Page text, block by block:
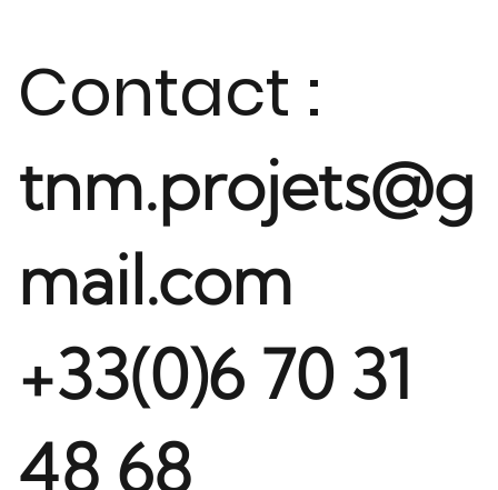
Contact :
tnm.projets@g
mail.com
+33(0)6 70 31
48 68